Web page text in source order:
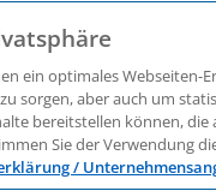
Das ACI
Führungskräfte
ein optimales Webseiten-
sorgen, aber auch um
bereitstellen können, die
Sie der Verwendung
/